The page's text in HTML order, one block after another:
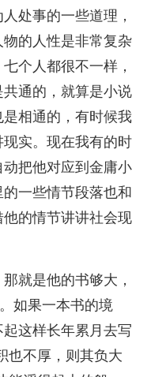
处事的一些道理，
的人性是非常复杂
个人都很不一样，
通的，就算是小说
相通的，有时候我
实。现在我有的时
把他对应到金庸小
一些情节段落也和
的情节讲讲社会现
就是他的书够大，
如果一本书的境
这样长年累月去写
也不厚，则其负大